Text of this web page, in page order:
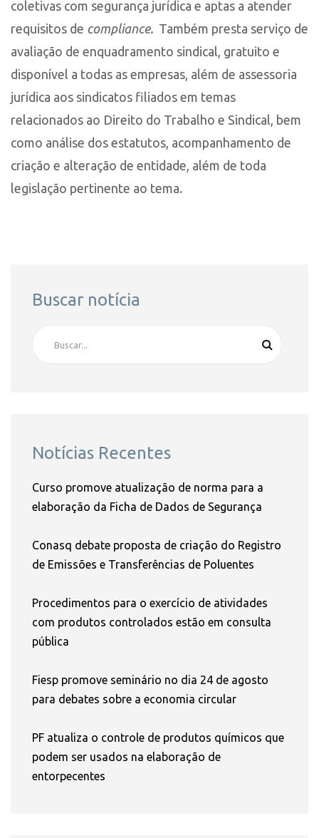
coletivas com segurança jurídica e aptas a atender
requisitos de compliance. Também presta serviço de
avaliação de enquadramento sindical, gratuito e
disponível a todas as empresas, além de assessoria
jurídica aos sindicatos filiados em temas
relacionados ao Direito do Trabalho e Sindical, bem
como análise dos estatutos, acompanhamento de
criação e alteração de entidade, além de toda
legislação pertinente ao tema.
Buscar notícia
Notícias Recentes
Curso promove atualização de norma para a
elaboração da Ficha de Dados de Segurança
Conasq debate proposta de criação do Registro
de Emissões e Transferências de Poluentes
Procedimentos para o exercício de atividades
com produtos controlados estão em consulta
pública
Fiesp promove seminário no dia 24 de agosto
para debates sobre a economia circular
PF atualiza o controle de produtos químicos que
podem ser usados na elaboração de
entorpecentes